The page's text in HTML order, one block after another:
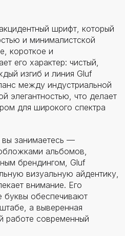
шрифт, который
и минималистской
короткое и
его характер: чистый,
изгиб и линия Gluf
между индустриальной
элегантностью, что делает
для широкого спектра
вы занимаетесь —
альбомов,
брендингом, Gluf
визуальную айдентику,
внимание. Его
буквы обеспечивают
а выверенная
работе современный